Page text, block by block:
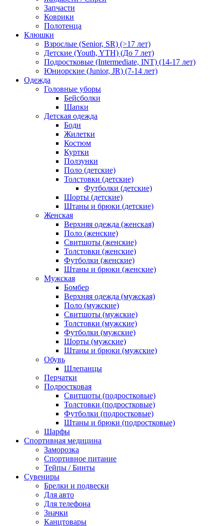
Запчасти
Коврики
Полотенца
Клюшки
Взрослые (Senior, SR) (>17 лет)
Детские (Youth, YTH) (До 7 лет)
Подростковые (Intermediate, INT) (14-17 лет)
Юниорские (Junior, JR) (7-14 лет)
Одежда
Головные уборы
Бейсболки
Шапки
Детская одежда
Боди
Жилетки
Костюм
Куртки
Ползунки
Поло (детские)
Толстовки (детские)
Футболки (детские)
Шорты (детские)
Штаны и брюки (детские)
Женская
Верхняя одежда (женская)
Поло (женские)
Свитшоты (женские)
Толстовки (женские)
Футболки (женские)
Штаны и брюки (женские)
Мужская
Бомбер
Верхняя одежда (мужская)
Поло (мужские)
Свитшоты (мужские)
Толстовки (мужские)
Футболки (мужские)
Шорты (мужские)
Штаны и брюки (мужские)
Обувь
Шлепанцы
Перчатки
Подростковая
Свитшоты (подростковые)
Толстовки (подростковые)
Футболки (подростковые)
Штаны и брюки (подростковые)
Шарфы
Спортивная медицина
Заморозка
Спортивное питание
Тейпы / Бинты
Сувениры
Брелки и подвески
Для авто
Для телефона
Значки
Канцтовары